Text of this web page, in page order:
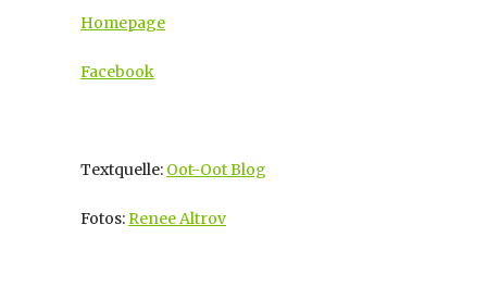
Homepage
Facebook
Textquelle: Oot-Oot Blog
Fotos:Renee Altrov